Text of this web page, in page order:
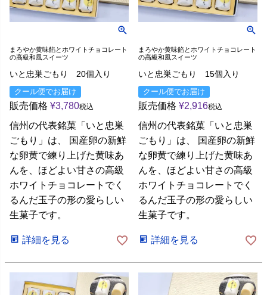
まろやか黄味餡とホワイトチョコレート
の高級和風スイーツ
いと忠巣ごもり 20個入り
クール便でお届け
販売価格 ¥3,780税込
信州の代表銘菓「いと忠巣
ごもり」は、 国産卵の新鮮
な卵黄で練り上げた黄味あ
んを、ほどよい甘さの高級
ホワイトチョコレートでく
るんだ玉子の形の愛らしい
生菓子です。
詳細を見る
まろやか黄味餡とホワイトチョコレート
の高級和風スイーツ
いと忠巣ごもり 15個入り
クール便でお届け
販売価格 ¥2,916税込
信州の代表銘菓「いと忠巣
ごもり」は、 国産卵の新鮮
な卵黄で練り上げた黄味あ
んを、ほどよい甘さの高級
ホワイトチョコレートでく
るんだ玉子の形の愛らしい
生菓子です。
詳細を見る